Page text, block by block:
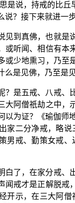
是说，持戒的比
？接下来就进一
见到真佛，也就是
或听闻、相信有本
或少地熏习，乃
是见佛，乃至是
？是五戒、八戒、
大阿僧祇劫之中，
以为证？《瑜伽师
家二分净戒，略
男戒、勤策女戒
白了，在家分戒、
闻戒才是正解脱戒
开示，在三大阿